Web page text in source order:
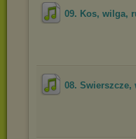
09. Kos, wilga,
08. Swierszcze,